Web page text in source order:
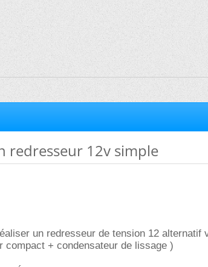
redresseur 12v simple
un redresseur de tension 12 alternatif
compact + condensateur de lissage )